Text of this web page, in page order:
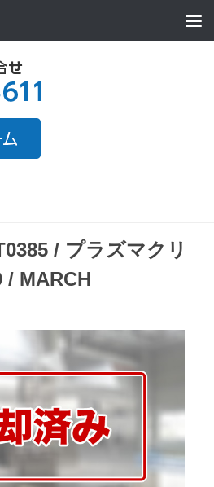
/ プラズマクリ
/ MARCH